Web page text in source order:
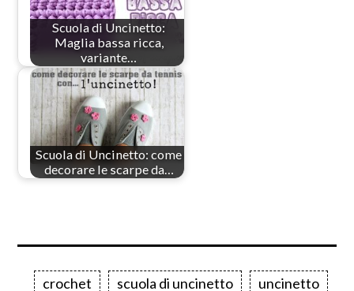
Scuola di Uncinetto:
Maglia bassa ricca,
variante…
Scuola di Uncinetto: come
decorare le scarpe da…
crochet scuola di uncinetto uncinetto